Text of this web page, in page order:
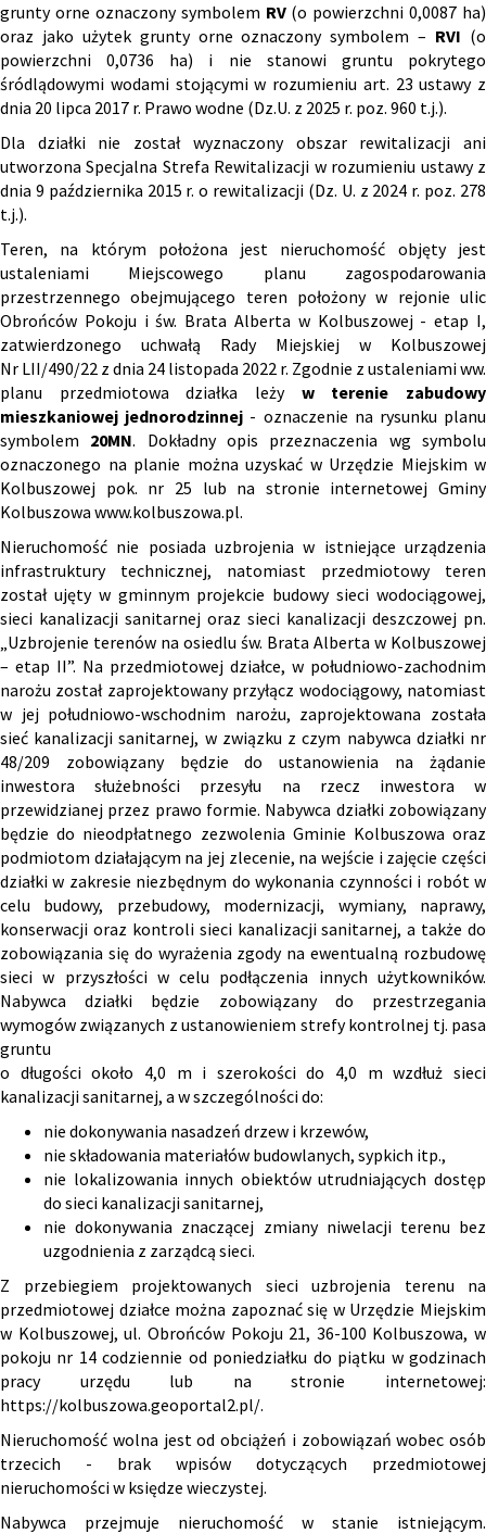
grunty orne oznaczony symbolem RV (o powierzchni 0,0087 ha)
oraz jako użytek grunty orne oznaczony symbolem – RVI (o
powierzchni 0,0736 ha) i nie stanowi gruntu pokrytego
śródlądowymi wodami stojącymi w rozumieniu art. 23 ustawy z
dnia 20 lipca 2017 r. Prawo wodne (Dz.U. z 2025 r. poz. 960 t.j.).
Dla działki nie został wyznaczony obszar rewitalizacji ani
utworzona Specjalna Strefa Rewitalizacji w rozumieniu ustawy z
dnia 9 października 2015 r. o rewitalizacji (Dz. U. z 2024 r. poz. 278
t.j.).
Teren, na którym położona jest nieruchomość objęty jest
ustaleniami Miejscowego planu zagospodarowania
przestrzennego obejmującego teren położony w rejonie ulic
Obrońców Pokoju i św. Brata Alberta w Kolbuszowej - etap I,
zatwierdzonego uchwałą Rady Miejskiej w Kolbuszowej
Nr LII/490/22 z dnia 24 listopada 2022 r. Zgodnie z ustaleniami ww.
planu przedmiotowa działka leży w terenie zabudowy
mieszkaniowej jednorodzinnej - oznaczenie na rysunku planu
symbolem 20MN. Dokładny opis przeznaczenia wg symbolu
oznaczonego na planie można uzyskać w Urzędzie Miejskim w
Kolbuszowej pok. nr 25 lub na stronie internetowej Gminy
Kolbuszowa www.kolbuszowa.pl.
Nieruchomość nie posiada uzbrojenia w istniejące urządzenia
infrastruktury technicznej, natomiast przedmiotowy teren
został ujęty w gminnym projekcie budowy sieci wodociągowej,
sieci kanalizacji sanitarnej oraz sieci kanalizacji deszczowej pn.
„Uzbrojenie terenów na osiedlu św. Brata Alberta w Kolbuszowej
– etap II”. Na przedmiotowej działce, w południowo-zachodnim
narożu został zaprojektowany przyłącz wodociągowy, natomiast
w jej południowo-wschodnim narożu, zaprojektowana została
sieć kanalizacji sanitarnej, w związku z czym nabywca działki nr
48/209 zobowiązany będzie do ustanowienia na żądanie
inwestora służebności przesyłu na rzecz inwestora w
przewidzianej przez prawo formie. Nabywca działki zobowiązany
będzie do nieodpłatnego zezwolenia Gminie Kolbuszowa oraz
podmiotom działającym na jej zlecenie, na wejście i zajęcie części
działki w zakresie niezbędnym do wykonania czynności i robót w
celu budowy, przebudowy, modernizacji, wymiany, naprawy,
konserwacji oraz kontroli sieci kanalizacji sanitarnej, a także do
zobowiązania się do wyrażenia zgody na ewentualną rozbudowę
sieci w przyszłości w celu podłączenia innych użytkowników.
Nabywca działki będzie zobowiązany do przestrzegania
wymogów związanych z ustanowieniem strefy kontrolnej tj. pasa
gruntu
o długości około 4,0 m i szerokości do 4,0 m wzdłuż sieci
kanalizacji sanitarnej, a w szczególności do:
nie dokonywania nasadzeń drzew i krzewów,
nie składowania materiałów budowlanych, sypkich itp.,
nie lokalizowania innych obiektów utrudniających dostęp
do sieci kanalizacji sanitarnej,
nie dokonywania znaczącej zmiany niwelacji terenu bez
uzgodnienia z zarządcą sieci.
Z przebiegiem projektowanych sieci uzbrojenia terenu na
przedmiotowej działce można zapoznać się w Urzędzie Miejskim
w Kolbuszowej, ul. Obrońców Pokoju 21, 36-100 Kolbuszowa, w
pokoju nr 14 codziennie od poniedziałku do piątku w godzinach
pracy urzędu lub na stronie internetowej:
https://kolbuszowa.geoportal2.pl/.
Nieruchomość wolna jest od obciążeń i zobowiązań wobec osób
trzecich - brak wpisów dotyczących przedmiotowej
nieruchomości w księdze wieczystej.
Nabywca przejmuje nieruchomość w stanie istniejącym.